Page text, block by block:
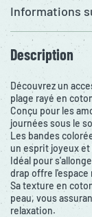
Informations
Description
Découvrez un
plage rayé en
Conçu pour les
journées sous le
Les bandes
un esprit joyeux
Idéal pour
drap offre
Sa texture en
peau, vous
relaxation.